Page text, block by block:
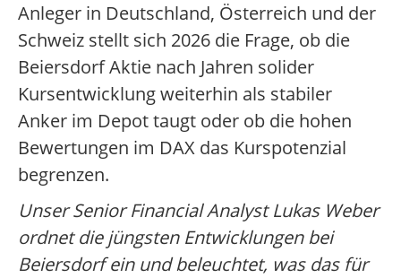
Anleger in Deutschland, Österreich und der
Schweiz stellt sich 2026 die Frage, ob die
Beiersdorf Aktie nach Jahren solider
Kursentwicklung weiterhin als stabiler
Anker im Depot taugt oder ob die hohen
Bewertungen im DAX das Kurspotenzial
begrenzen.
Unser Senior Financial Analyst Lukas Weber
ordnet die jüngsten Entwicklungen bei
Beiersdorf ein und beleuchtet, was das für